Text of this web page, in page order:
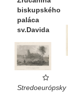
biskupského
paláca
sv.Davida
Stredoeurópsky